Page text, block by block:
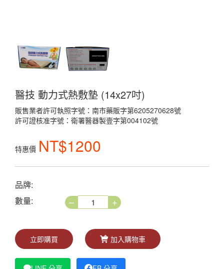
醫技 動力式熱敷墊 (14x27吋)
販售業者許可執照字號：南市藥販字第6205270628號
許可證核准字號：衛署醫器製壹字第004102號
特惠價 NT$1200
品牌:
數量:
– +
立即購買 加入購物車